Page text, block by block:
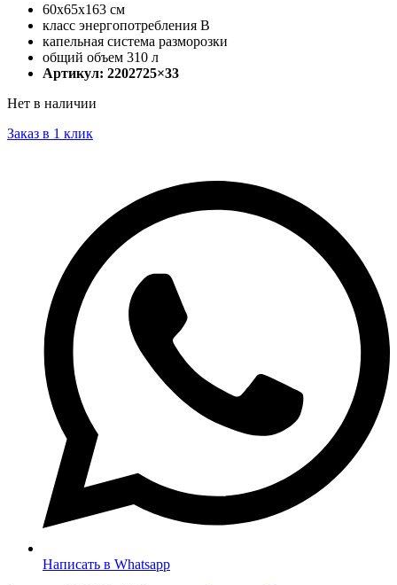
60х65х163 см
класс энергопотребления B
капельная система разморозки
общий объем 310 л
Артикул: 2202725×33
Нет в наличии
Заказ в 1 клик
Написать в Whatsapp